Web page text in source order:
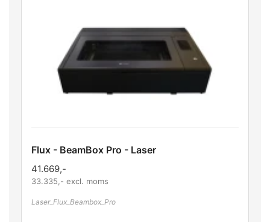
Flux - BeamBox Pro - Laser
41.669,-
33.335 ,- excl. moms
Laser_Flux_Beambox_Pro